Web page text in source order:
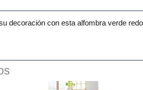
decoración con esta alfombra verde